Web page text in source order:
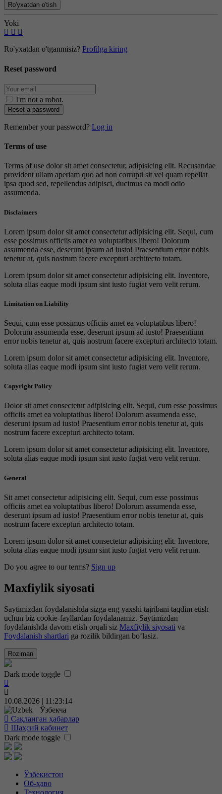
Ro'yxatdan o'tish
Yoki
Ro'yxatdan o'tganmisiz? Profilga kiring
Reset password
I'm not a robot.
Reset a password
Remember your password? Log in
Terms of use
Terms of use dolor sit amet consectetur, adipisicing elit. Recusandae
provident ullam aperiam quo ad non corrupti sit vel quam repellat
ipsa quod sed, repellendus adipisci, ducimus ea modi odio
assumenda.
Disclaimers
Lorem ipsum dolor sit amet consectetur adipisicing elit. Sequi, cum
esse possimus officiis amet ea voluptatibus libero! Dolorum
assumenda esse, deserunt ipsum ad iusto! Praesentium error nobis
tenetur at, quis nostrum facere excepturi architecto totam.
Lorem ipsum dolor sit amet consectetur adipisicing elit. Inventore,
soluta alias eaque modi ipsum sint iusto fugiat vero velit rerum.
Limitation on Liability
Sequi, cum esse possimus officiis amet ea voluptatibus libero!
Dolorum assumenda esse, deserunt ipsum ad iusto! Praesentium
error nobis tenetur at, quis nostrum facere excepturi architecto totam.
Lorem ipsum dolor sit amet consectetur adipisicing elit. Inventore,
soluta alias eaque modi ipsum sint iusto fugiat vero velit rerum.
Copyright Policy
Dolor sit amet consectetur adipisicing elit. Sequi, cum esse possimus
officiis amet ea voluptatibus libero! Dolorum assumenda esse,
deserunt ipsum ad iusto! Praesentium error nobis tenetur at, quis
nostrum facere excepturi architecto totam.
Lorem ipsum dolor sit amet consectetur adipisicing elit. Inventore,
soluta alias eaque modi ipsum sint iusto fugiat vero velit rerum.
General
Sit amet consectetur adipisicing elit. Sequi, cum esse possimus
officiis amet ea voluptatibus libero! Dolorum assumenda esse,
deserunt ipsum ad iusto! Praesentium error nobis tenetur at, quis
nostrum facere excepturi architecto totam.
Lorem ipsum dolor sit amet consectetur adipisicing elit. Inventore,
soluta alias eaque modi ipsum sint iusto fugiat vero velit rerum.
Do you agree to our terms? Sign up
Maxfiylik siyosati
Saytimizdan foydalanishda sizga eng yaxshi tajribani taqdim etish
uchun biz cookie-fayllardan foydalanamiz. Saytimizdan
foydalanishda davom etish orqali siz Maxfiylik siyosati va
Foydalanish shartlari ga rozilik bildirgan bo‘lasiz.
Roziman
Dark mode toggle
10.08.2026 | 11:23:14
Ўзбекча
Сақланган ҳабарлар
Шаҳсий кабинет
Dark mode toggle
Ўзбекистон
Об-ҳаво
Технология